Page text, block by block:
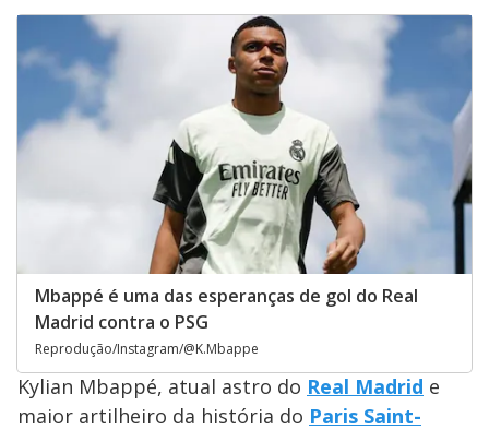
Mbappé é uma das esperanças de gol do Real
Madrid contra o PSG
Reprodução/Instagram/@K.Mbappe
Kylian Mbappé, atual astro do Real Madrid e
maior artilheiro da história do Paris Saint-